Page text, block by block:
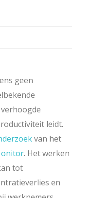
geen
leidt.
van het
. Het werken
tot
en